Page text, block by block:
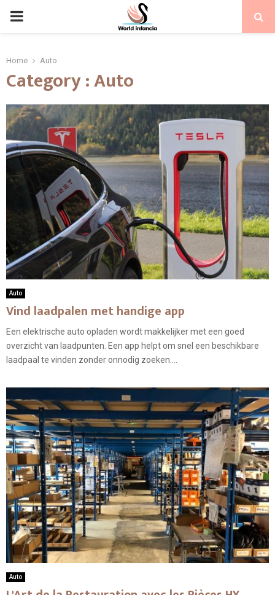
PRIMARY
Home Auto
Category : Auto
Auto
Vind laadpalen met handige app
Een elektrische auto opladen wordt makkelijker met een goed
overzicht van laadpunten. Een app helpt om snel een beschikbare
laadpaal te vinden zonder onnodig zoeken....
Auto